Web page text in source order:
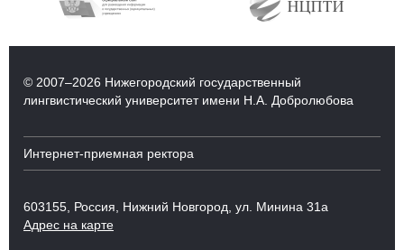
© 2007–2026 Нижегородский государственный
лингвистический университет имени Н.А. Добролюбова
Интернет-приемная ректора
603155, Россия, Нижний Новгород, ул. Минина 31а
Адрес на карте